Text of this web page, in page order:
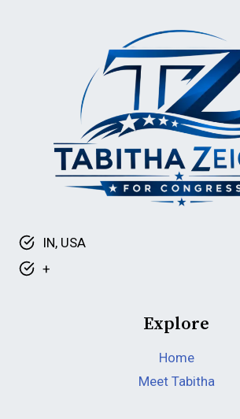
IN, USA
+
Explore
Home
Meet Tabitha